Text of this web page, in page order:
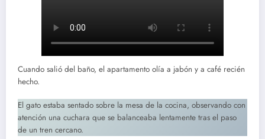
Cuando salió del baño, el apartamento olía a jabón y a café recién
hecho.
El gato estaba sentado sobre la mesa de la cocina, observando con
atención una cuchara que se balanceaba lentamente tras el paso
de un tren cercano.